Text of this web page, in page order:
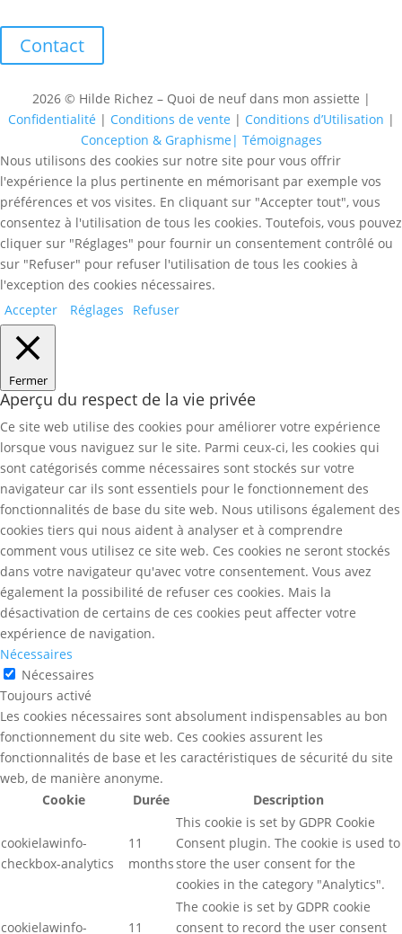
Contact
2026 © Hilde Richez – Quoi de neuf dans mon assiette |
Confidentialité | Conditions de vente | Conditions d’Utilisation |
Conception & Graphisme| Témoignages
Nous utilisons des cookies sur notre site pour vous offrir
l'expérience la plus pertinente en mémorisant par exemple vos
préférences et vos visites. En cliquant sur "Accepter tout", vous
consentez à l'utilisation de tous les cookies. Toutefois, vous pouvez
cliquer sur "Réglages" pour fournir un consentement contrôlé ou
sur "Refuser" pour refuser l'utilisation de tous les cookies à
l'exception des cookies nécessaires.
Accepter
Réglages Refuser
Fermer
Aperçu du respect de la vie privée
Ce site web utilise des cookies pour améliorer votre expérience
lorsque vous naviguez sur le site. Parmi ceux-ci, les cookies qui
sont catégorisés comme nécessaires sont stockés sur votre
navigateur car ils sont essentiels pour le fonctionnement des
fonctionnalités de base du site web. Nous utilisons également des
cookies tiers qui nous aident à analyser et à comprendre
comment vous utilisez ce site web. Ces cookies ne seront stockés
dans votre navigateur qu'avec votre consentement. Vous avez
également la possibilité de refuser ces cookies. Mais la
désactivation de certains de ces cookies peut affecter votre
expérience de navigation.
Nécessaires
Nécessaires
Toujours activé
Les cookies nécessaires sont absolument indispensables au bon
fonctionnement du site web. Ces cookies assurent les
fonctionnalités de base et les caractéristiques de sécurité du site
web, de manière anonyme.
Cookie
Durée Description
cookielawinfo-
checkbox-analytics
11
months
This cookie is set by GDPR Cookie
Consent plugin. The cookie is used to
store the user consent for the
cookies in the category "Analytics".
cookielawinfo-
11
The cookie is set by GDPR cookie
consent to record the user consent